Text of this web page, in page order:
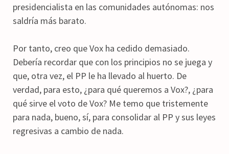
presidencialista en las comunidades autónomas: nos
saldría más barato.
Por tanto, creo que Vox ha cedido demasiado.
Debería recordar que con los principios no se juega y
que, otra vez, el PP le ha llevado al huerto. De
verdad, para esto, ¿para qué queremos a Vox?, ¿para
qué sirve el voto de Vox? Me temo que tristemente
para nada, bueno, sí, para consolidar al PP y sus leyes
regresivas a cambio de nada.